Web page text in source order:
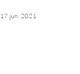
17 jun. 2021